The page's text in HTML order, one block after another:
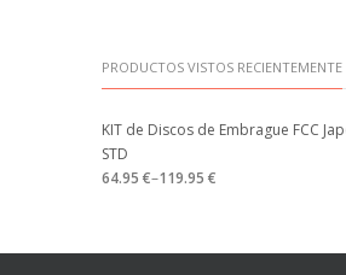
PRODUCTOS VISTOS RECIENTEMENTE
KIT de Discos de Embrague FCC
STD
64.95 €–119.95 €